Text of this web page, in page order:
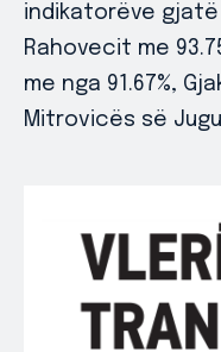
indikatorëve gjatë
Rahovecit me
me nga 91.67%,
Mitrovicës së